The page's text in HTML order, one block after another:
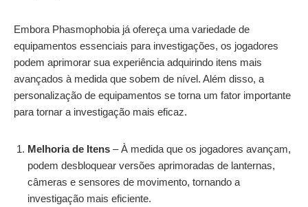
Embora Phasmophobia já ofereça uma variedade de
equipamentos essenciais para investigações, os jogadores
podem aprimorar sua experiência adquirindo itens mais
avançados à medida que sobem de nível. Além disso, a
personalização de equipamentos se torna um fator importante
para tornar a investigação mais eficaz.
Melhoria de Itens – À medida que os jogadores avançam,
podem desbloquear versões aprimoradas de lanternas,
câmeras e sensores de movimento, tornando a
investigação mais eficiente.